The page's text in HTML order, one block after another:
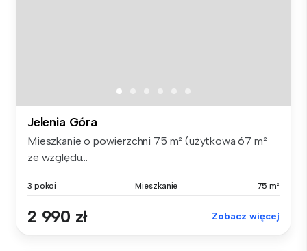
Jelenia Góra
Mieszkanie o powierzchni 75 m² (użytkowa 67 m²
ze względu...
3 pokoi Mieszkanie 75 m²
2 990 zł Zobacz więcej